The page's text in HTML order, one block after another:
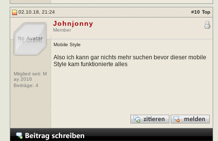
02.10.18, 21:24 #10 Top
Mitglied seit: M
ay 2016
Beiträge: 4
Johnjonny
Member
Mobile Style
Also ich kann gar nichts mehr suchen bevor dieser mobile
Style kam funktionierte alles